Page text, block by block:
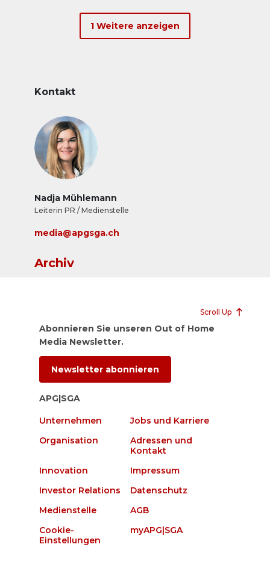
1 Weitere anzeigen
Kontakt
Nadja Mühlemann
Leiterin PR / Medienstelle
media@apgsga.ch
Archiv
Scroll Up
Abonnieren Sie unseren Out of Home
Media Newsletter.
Newsletter abonnieren
APG|SGA
Unternehmen
Jobs und Karriere
Organisation
Adressen und
Kontakt
Innovation
Impressum
Investor Relations
Datenschutz
Medienstelle
AGB
Cookie-
Einstellungen
myAPG|SGA